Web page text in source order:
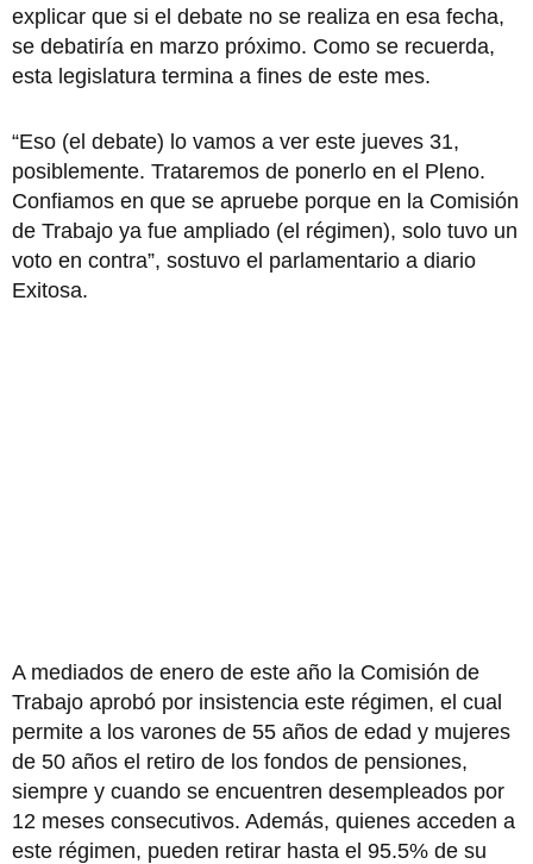
explicar que si el debate no se realiza en esa fecha,
se debatiría en marzo próximo. Como se recuerda,
esta legislatura termina a fines de este mes.
“Eso (el debate) lo vamos a ver este jueves 31,
posiblemente. Trataremos de ponerlo en el Pleno.
Confiamos en que se apruebe porque en la Comisión
de Trabajo ya fue ampliado (el régimen), solo tuvo un
voto en contra”, sostuvo el parlamentario a diario
Exitosa.
A mediados de enero de este año la Comisión de
Trabajo aprobó por insistencia este régimen, el cual
permite a los varones de 55 años de edad y mujeres
de 50 años el retiro de los fondos de pensiones,
siempre y cuando se encuentren desempleados por
12 meses consecutivos. Además, quienes acceden a
este régimen, pueden retirar hasta el 95.5% de su